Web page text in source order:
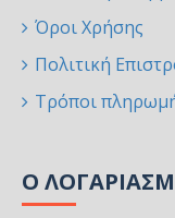
Όροι Χρήσης
Πολιτική
Τρόποι
Ο